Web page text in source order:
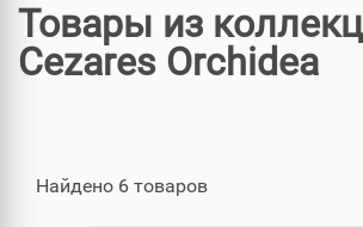
Товары из
Cezares Orchidea
Найдено 6 товаров